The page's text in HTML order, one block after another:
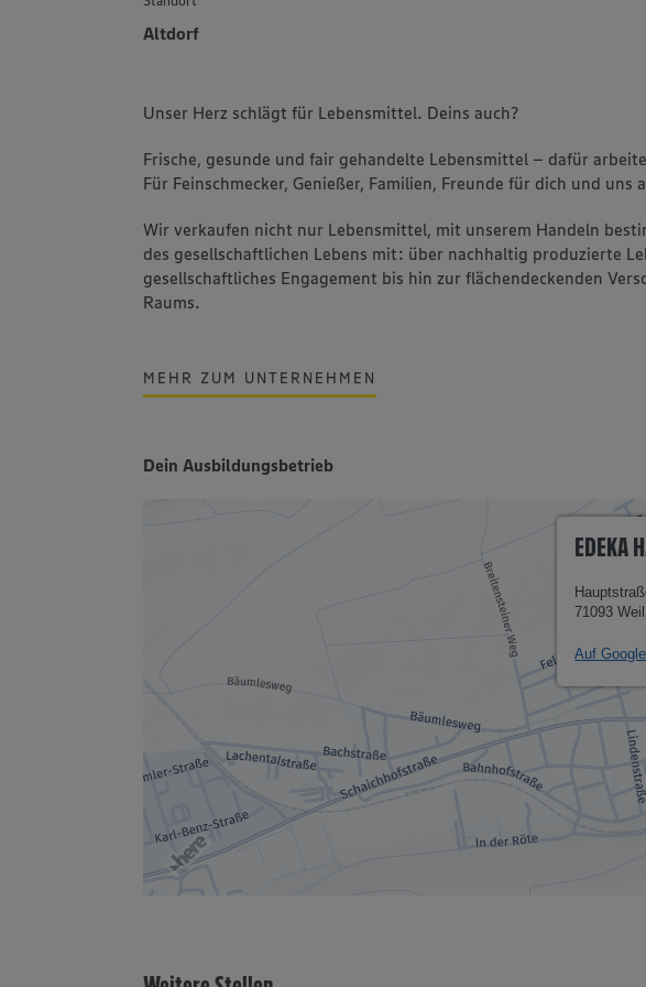
Altdorf
Unser Herz schlägt für Lebensmittel. Deins auch?
Frische, gesunde und fair gehandelte Lebensmittel – dafür
Für Feinschmecker, Genießer, Familien, Freunde für dich und uns
Wir verkaufen nicht nur Lebensmittel, mit unserem Handeln
des gesellschaftlichen Lebens mit: über nachhaltig produzierte
gesellschaftliches Engagement bis hin zur flächendeckenden
Raums.
MEHR ZUM UNTERNEHMEN
Dein Ausbildungsbetrieb
EDEKA
71093
Auf